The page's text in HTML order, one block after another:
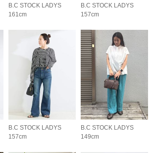
B.C STOCK LADYS
161cm
B.C STOCK LADYS
157cm
B.C STOCK LADYS
157cm
B.C STOCK LADYS
149cm